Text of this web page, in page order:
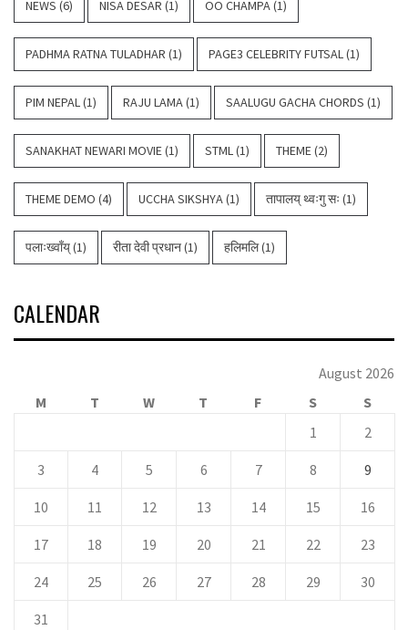
NEWS (6) NISA DESAR (1) OO CHAMPA(1)
PADHMA RATNA TULADHAR (1) PAGE3 CELEBRITY FUTSAL(1)
PIM NEPAL(1) RAJU LAMA(1) SAALUGU GACHA CHORDS (1)
SANAKHAT NEWARI MOVIE(1) STML(1) THEME(2)
THEME DEMO (4) UCCHA SIKSHYA(1) तापालय् थ्वःगु सः (1)
पलाःख्वाँय्(1) रीता देवी प्रधान(1) हलिमलि(1)
CALENDAR
August 2026
M
T W T F S
S
1
2
3 4 5 6 7 8 9
10 11 12 13 14 15 16
17 18 19 20 21 22 23
24 25 26 27 28 29 30
31